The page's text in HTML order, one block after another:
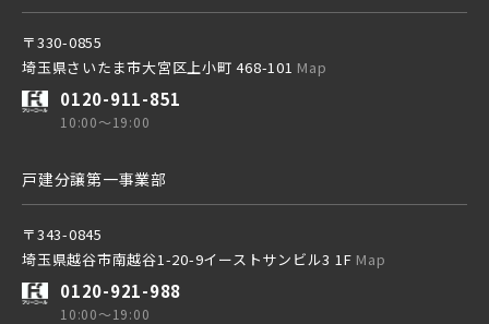
〒330-0855
埼玉県さいたま市大宮区上小町 468-101 Map
0120-911-851
10:00～19:00
戸建分譲第一事業部
〒343-0845
埼玉県越谷市南越谷1-20-9イーストサンビル3 1F Map
0120-921-988
10:00～19:00